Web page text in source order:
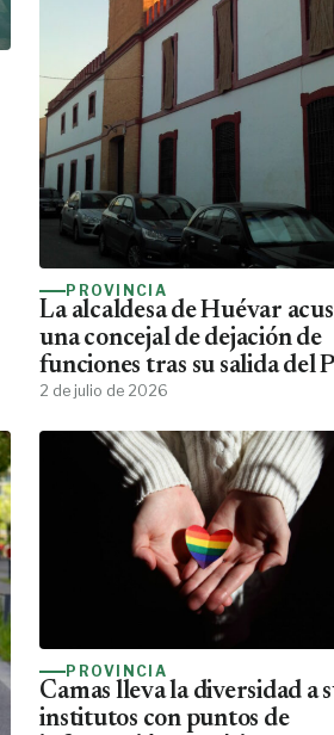
PROVINCIA
La alcaldesa de Huévar
una concejal de dejación de
funciones tras su salida del
2 de julio de 2026
PROVINCIA
Camas lleva la diversidad a
institutos con puntos de